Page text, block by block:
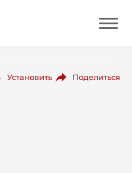
Установить Поделиться